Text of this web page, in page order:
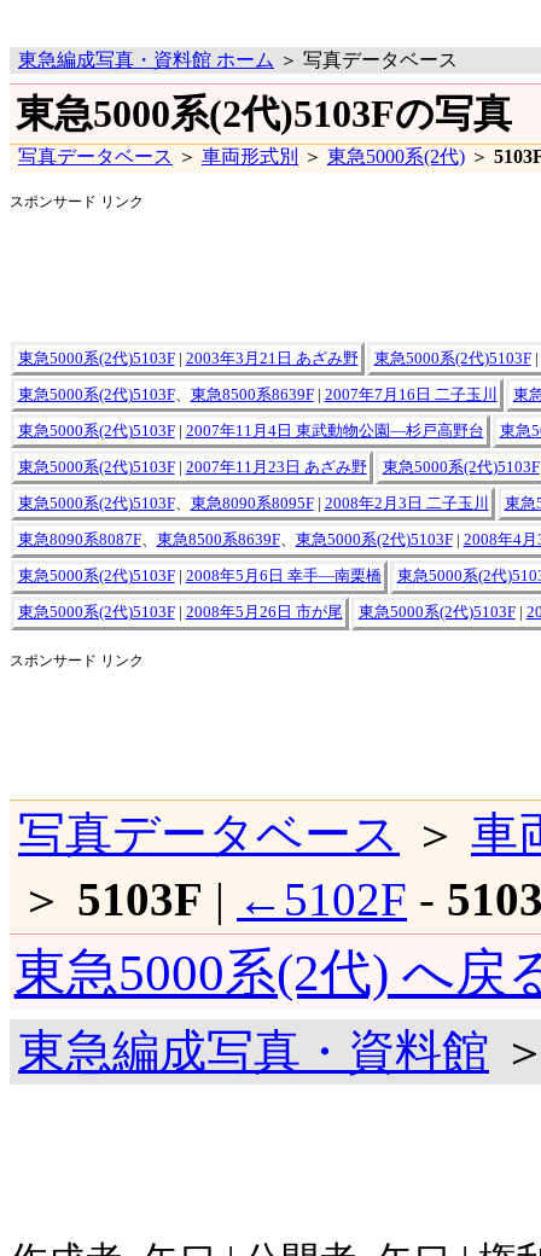
東急編成写真・資料館 ホーム ＞ 写真データベース
東急5000系(2代)5103Fの写真
写真データベース ＞ 車両形式別 ＞ 東急5000系(2代) ＞
スポンサード リンク
東急5000系(2代)5103F| 2003年3月21日 あざみ野 東急5000系(2代)5103F|
東急5000系(2代)5103F、 東急8500系8639F| 2007年7月16日 二子玉川 東
東急5000系(2代)5103F| 2007年11月4日 東武動物公園―杉戸高野台 東急
東急5000系(2代)5103F| 2007年11月23日 あざみ野 東急5000系(2代)5103F
東急5000系(2代)5103F、 東急8090系8095F| 2008年2月3日 二子玉川 東急
東急8090系8087F、 東急8500系8639F、 東急5000系(2代)5103F| 2008年4
東急5000系(2代)5103F| 2008年5月6日 幸手―南栗橋 東急5000系(2代
東急5000系(2代)5103F| 2008年5月26日 市が尾 東急5000系(2代)5103F|
スポンサード リンク
写真データベース ＞ 車
＞ 5103F | ←5102F -
東急5000系(2代) へ戻
東急編成写真・資料館